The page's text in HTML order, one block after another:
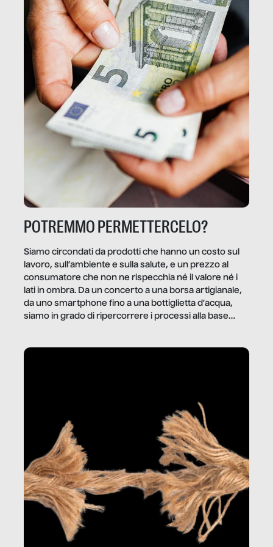
POTREMMO PERMETTERCELO?
Siamo circondati da prodotti che hanno un costo sul
lavoro, sull’ambiente e sulla salute, e un prezzo al
consumatore che non ne rispecchia né il valore né i
lati in ombra. Da un concerto a una borsa artigianale,
da uno smartphone fino a una bottiglietta d’acqua,
siamo in grado di ripercorrere i processi alla base
dietro gli oggetti e i servizi che fanno la nostra vita